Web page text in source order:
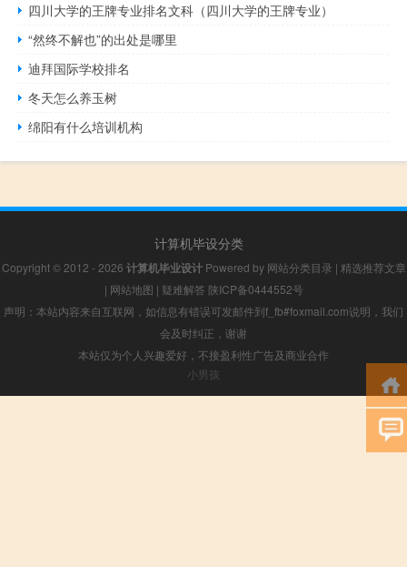
四川大学的王牌专业排名文科（四川大学的王牌专业）
“然终不解也”的出处是哪里
迪拜国际学校排名
冬天怎么养玉树
绵阳有什么培训机构
计算机毕设分类
Copyright © 2012 - 2026 计算机毕业设计Powered by 网站分类目录 | 精选推荐文章
| 网站地图 | 疑难解答 陕ICP备0444552号
声明：本站内容来自互联网，如信息有错误可发邮件到f_fb#foxmail.com说明，我们
会及时纠正，谢谢
本站仅为个人兴趣爱好，不接盈利性广告及商业合作
小男孩